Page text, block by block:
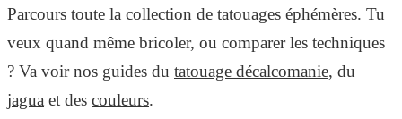
Parcours toute la collection de tatouages éphémères. Tu
veux quand même bricoler, ou comparer les techniques
? Va voir nos guides du tatouage décalcomanie, du
jagua et des couleurs.